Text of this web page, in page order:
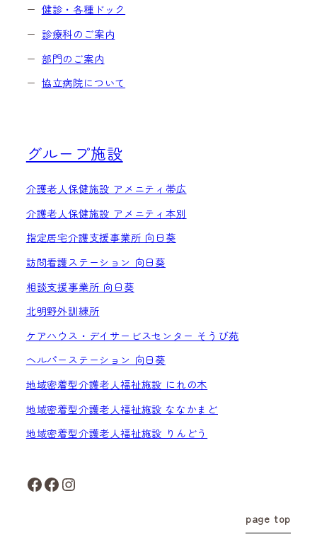
健診・各種ドック
診療科のご案内
部門のご案内
協立病院について
グループ施設
介護老人保健施設 アメニティ帯広
介護老人保健施設 アメニティ本別
指定居宅介護支援事業所 向日葵
訪問看護ステーション 向日葵
相談支援事業所 向日葵
北明野外訓練所
ケアハウス・デイサービスセンター そうび苑
ヘルパーステーション 向日葵
地域密着型介護老人福祉施設 にれの木
地域密着型介護老人福祉施設 ななかまど
地域密着型介護老人福祉施設 りんどう
Facebook Facebook Instagram
page top